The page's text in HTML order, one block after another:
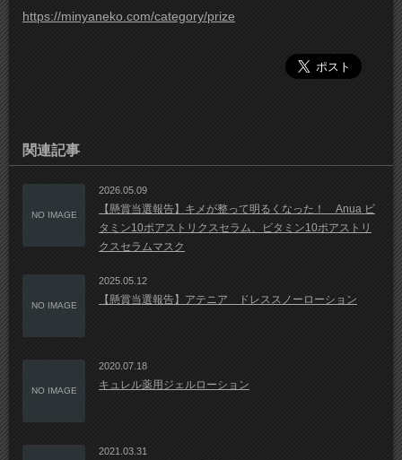
https://minyaneko.com/category/prize
関連記事
NO IMAGE
2026.05.09
【懸賞当選報告】キメが整って明るくなった！ Anua ビ
タミン10ポアストリクスセラム、ビタミン10ポアストリ
クスセラムマスク
NO IMAGE
2025.05.12
【懸賞当選報告】アテニア ドレススノーローション
NO IMAGE
2020.07.18
キュレル薬用ジェルローション
2021.03.31